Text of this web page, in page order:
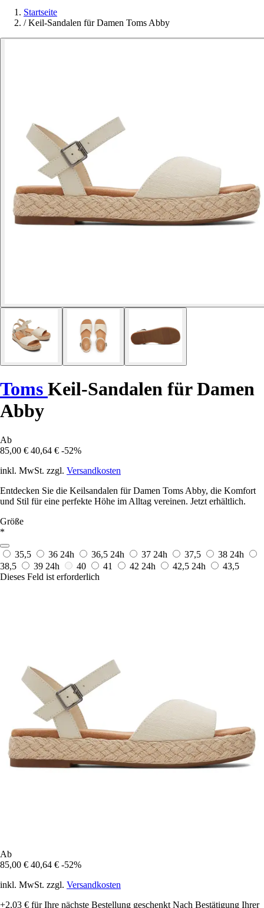
Startseite
/ Keil-Sandalen für Damen Toms Abby
Toms Keil-Sandalen für Damen
Abby
Ab
85,00 € 40,64 € -52%
inkl. MwSt. zzgl. Versandkosten
Entdecken Sie die Keilsandalen für Damen Toms Abby, die Komfort
und Stil für eine perfekte Höhe im Alltag vereinen. Jetzt erhältlich.
Größe
*
35,5 36 24h 36,5 24h 37 24h 37,5 38 24h
38,5
39 24h 40 41 42 24h 42,5 24h
43,5
Dieses Feld ist erforderlich
Ab
85,00 € 40,64 € -52%
inkl. MwSt. zzgl. Versandkosten
+2,03 € für Ihre nächste Bestellung geschenkt Nach Bestätigung Ihrer